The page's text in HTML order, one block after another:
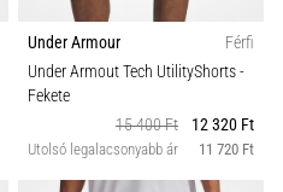
Under Armour
Férfi
Under Armout Tech UtilityShorts-
Fekete
15 400 Ft
12 320 Ft
Utolsó legalacsonyabb ár 11 720 Ft